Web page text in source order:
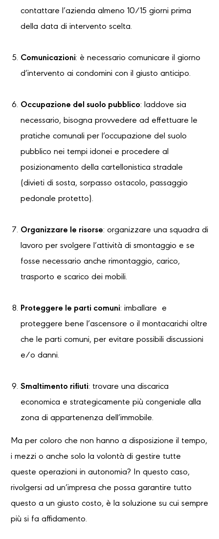
contattare l’azienda almeno 10/15 giorni prima
della data di intervento scelta.
Comunicazioni: è necessario comunicare il giorno
d’intervento ai condomini con il giusto anticipo.
Occupazione del suolo pubblico: laddove sia
necessario, bisogna provvedere ad effettuare le
pratiche comunali per l’occupazione del suolo
pubblico nei tempi idonei e procedere al
posizionamento della cartellonistica stradale
(divieti di sosta, sorpasso ostacolo, passaggio
pedonale protetto).
Organizzare le risorse: organizzare una squadra di
lavoro per svolgere l’attività di smontaggio e se
fosse necessario anche rimontaggio, carico,
trasporto e scarico dei mobili.
Proteggere le parti comuni: imballare e
proteggere bene l’ascensore o il montacarichi oltre
che le parti comuni, per evitare possibili discussioni
e/o danni.
Smaltimento rifiuti: trovare una discarica
economica e strategicamente più congeniale alla
zona di appartenenza dell’immobile.
Ma per coloro che non hanno a disposizione il tempo,
i mezzi o anche solo la volontà di gestire tutte
queste operazioni in autonomia? In questo caso,
rivolgersi ad un’impresa che possa garantire tutto
questo a un giusto costo, è la soluzione su cui sempre
più si fa affidamento.